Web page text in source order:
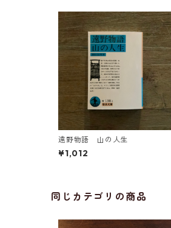
遠野物語 山の人生
¥1,012
同じカテゴリの商品